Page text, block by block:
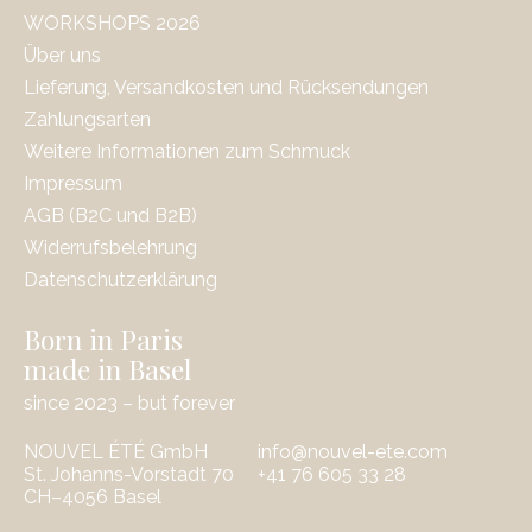
WORKSHOPS 2026
Über uns
Lieferung, Versandkosten und Rücksendungen
Zahlungsarten
Weitere Informationen zum Schmuck
Impressum
AGB (B2C und B2B)
Widerrufsbelehrung
Datenschutzerklärung
Born in Paris
made in Basel
since 2023 – but forever
NOUVEL ÉTÉ GmbH
St. Johanns-Vorstadt 70
CH–4056 Basel
info@nouvel-ete.com
‭+41 76 605 33 28